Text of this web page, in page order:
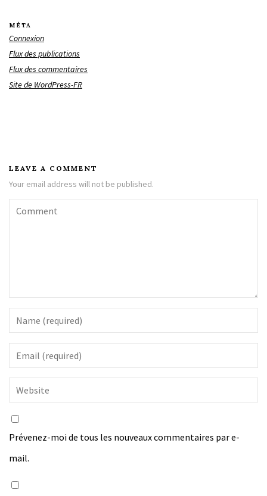
MÉTA
Connexion
Flux des publications
Flux des commentaires
Site de WordPress-FR
LEAVE A COMMENT
Your email address will not be published.
Prévenez-moi de tous les nouveaux commentaires par e-
mail.